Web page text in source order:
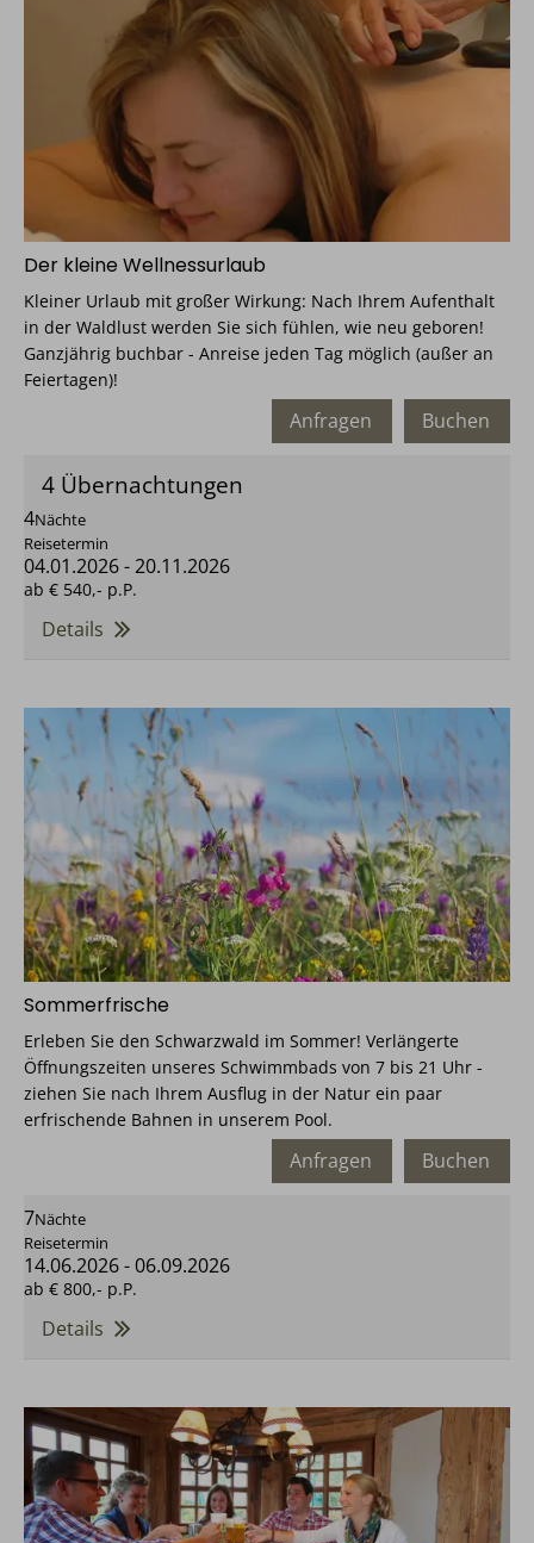
Der kleine Wellnessurlaub
Kleiner Urlaub mit großer Wirkung: Nach Ihrem Aufenthalt
in der Waldlust werden Sie sich fühlen, wie neu geboren!
Ganzjährig buchbar - Anreise jeden Tag möglich (außer an
Feiertagen)!
Buchen
Anfragen
4 Übernachtungen
4Nächte
Reisetermin
04.01.2026-20.11.2026
ab € 540,- p.P.
Details
Sommerfrische
Erleben Sie den Schwarzwald im Sommer! Verlängerte
Öffnungszeiten unseres Schwimmbads von 7 bis 21 Uhr -
ziehen Sie nach Ihrem Ausflug in der Natur ein paar
erfrischende Bahnen in unserem Pool.
Buchen
Anfragen
7Nächte
Reisetermin
14.06.2026-06.09.2026
ab € 800,- p.P.
Details